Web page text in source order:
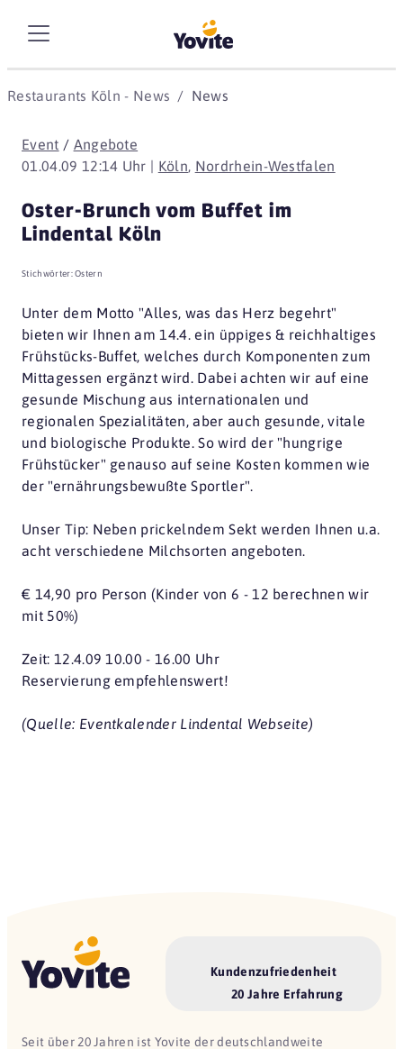
Restaurants Köln - News News
Event / Angebote
01.04.09 12:14 Uhr | Köln, Nordrhein-Westfalen
Oster-Brunch vom Buffet im
Lindental Köln
Stichwörter:Ostern
Unter dem Motto "Alles, was das Herz begehrt"
bieten wir Ihnen am 14.4. ein üppiges & reichhaltiges
Frühstücks-Buffet, welches durch Komponenten zum
Mittagessen ergänzt wird. Dabei achten wir auf eine
gesunde Mischung aus internationalen und
regionalen Spezialitäten, aber auch gesunde, vitale
und biologische Produkte. So wird der "hungrige
Frühstücker" genauso auf seine Kosten kommen wie
der "ernährungsbewußte Sportler".
Unser Tip: Neben prickelndem Sekt werden Ihnen u.a.
acht verschiedene Milchsorten angeboten.
€ 14,90 pro Person (Kinder von 6 - 12 berechnen wir
mit 50%)
Zeit: 12.4.09 10.00 - 16.00 Uhr
Reservierung empfehlenswert!
(Quelle: Eventkalender Lindental Webseite)
Kundenzufriedenheit
20 Jahre Erfahrung
Seit über 20 Jahren ist Yovite der deutschlandweite